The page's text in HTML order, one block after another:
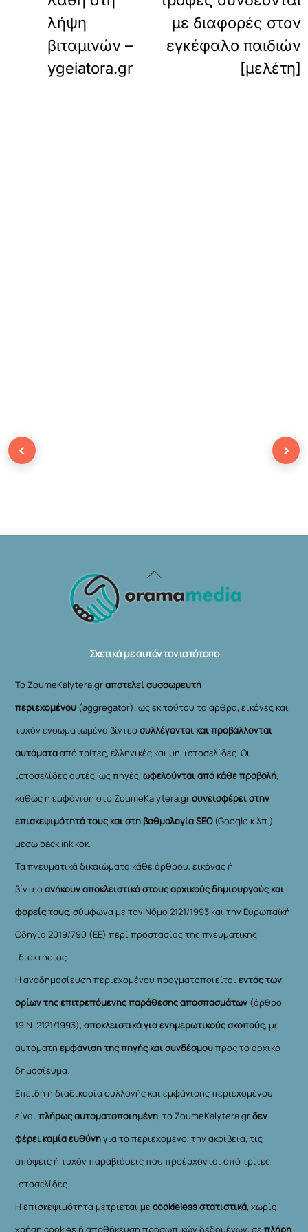
λήψη
βιταμινών –
ygeiatora.gr
με διαφορές στον
εγκέφαλο παιδιών
[μελέτη]
Back
To
Σχετικά με αυτόν τον ιστότοπο
Το ZoumeKalytera.grαποτελεί συσσωρευτή
περιεχομένου (aggregator), ως εκ τούτου τα άρθρα, εικόνες και
τυχόν ενσωματωμένα βίντεοσυλλέγονται και προβάλλονται
αυτόματααπό τρίτες, ελληνικές και μη, ιστοσελίδες. Οι
ιστοσελίδες αυτές, ως πηγές,ωφελούνται από κάθε προβολή,
καθώς η εμφάνιση στο ZoumeKalytera.grσυνεισφέρει στην
επισκεψιμότητά τους και στη βαθμολογία SEO(Google κ.λπ.)
μέσω backlink κοκ.
Τα πνευματικά δικαιώματα κάθε άρθρου, εικόνας ή
βίντεοανήκουν αποκλειστικά στους αρχικούς δημιουργούς και
φορείς τους, σύμφωνα με τον Νόμο 2121/1993 και την Ευρωπαϊκή
Οδηγία 2019/790 (ΕΕ) περί προστασίας της πνευματικής
ιδιοκτησίας.
Η αναδημοσίευση περιεχομένου πραγματοποιείταιεντός των
ορίων της επιτρεπόμενης παράθεσης αποσπασμάτων (άρθρο
19 Ν. 2121/1993), αποκλειστικά για ενημερωτικούς σκοπούς, με
αυτόματηεμφάνιση της πηγής και συνδέσμουπρος το αρχικό
δημοσίευμα.
Επειδή η διαδικασία συλλογής και εμφάνισης περιεχομένου
είναιπλήρως αυτοματοποιημένη, το ZoumeKalytera.grδεν
φέρει καμία ευθύνηγια το περιεχόμενο, την ακρίβεια, τις
απόψεις ή τυχόν παραβιάσεις που προέρχονται από τρίτες
ιστοσελίδες.
Η επισκεψιμότητα μετριέται μεcookieless στατιστικά, χωρίς
χρήση cookies ή αποθήκευση προσωπικών δεδομένων, σεπλήρη
‹ ›